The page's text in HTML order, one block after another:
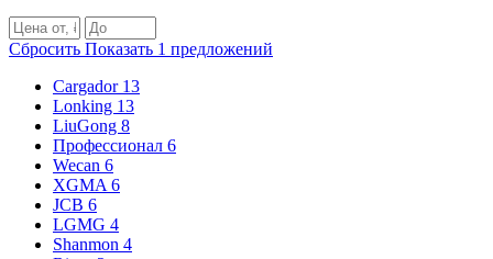
Сбросить Показать 1 предложений
Cargador 13
Lonking 13
LiuGong 8
Профессионал 6
Wecan 6
XGMA 6
JCB 6
LGMG 4
Shanmon 4